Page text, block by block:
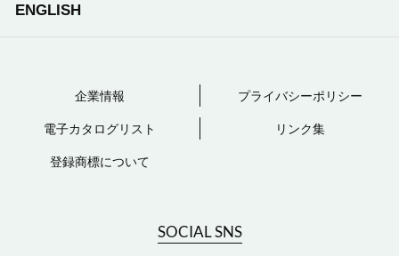
ENGLISH
企業情報 プライバシーポリシー
電子カタログリスト リンク集
登録商標について
SOCIAL SNS